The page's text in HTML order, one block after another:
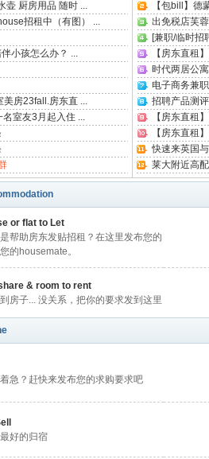
壶 厨房用品 随时 ...
招租中（有图） ...
小孩怎么办？ ...
美房23fall.房东直 ...
名室友3月起入住 ...
【包bill】德
出免税店芙
[兼职/临时招
【房东直租
时代两居公
电子商务兼职
招聘产品测
【房东直租
【房东直租
快速来英国
莱大附近高
or flat to Let
帮助房东发贴招租？在这里发布您的
的housemate。
& room to rent
房子... 没关系，把你的要求发到这里
急？赶快来发布您的求购要求吧
好的归宿